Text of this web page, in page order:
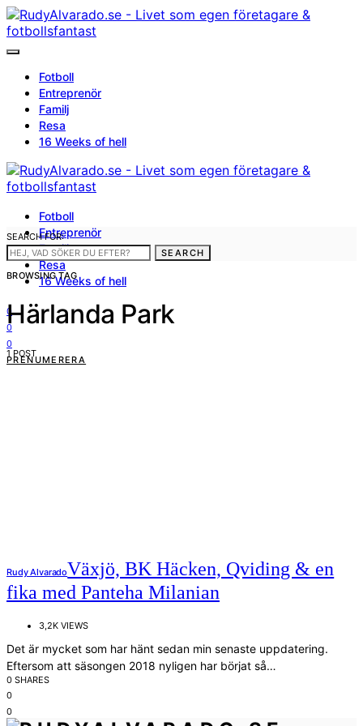
Fotboll
Entreprenör
Familj
Resa
16 Weeks of hell
Fotboll
Entreprenör
Familj
Resa
16 Weeks of hell
0
0
0
PRENUMERERA
SEARCH FOR:
SEARCH
BROWSING TAG
Härlanda Park
1 POST
Rudy AlvaradoVäxjö, BK Häcken, Qviding & en
fika med Panteha Milanian
3,2K VIEWS
Det är mycket som har hänt sedan min senaste uppdatering.
Eftersom att säsongen 2018 nyligen har börjat så…
0 SHARES
0
0